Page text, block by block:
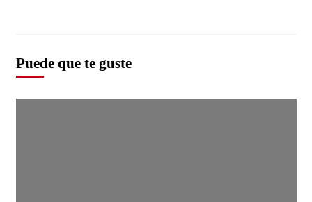
Puede que te guste